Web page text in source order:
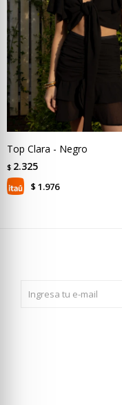
Top Clara - Negro
$ 2.325
$ 1.976